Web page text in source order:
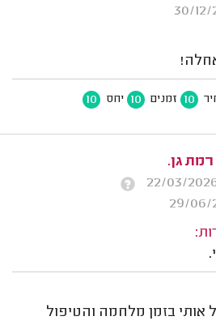
10 זמנים 10 יחס 10
רמת גן.
אותי בזמן מלחמה והטיפול